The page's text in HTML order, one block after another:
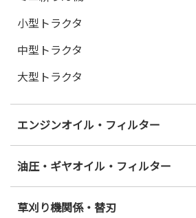
小型トラクタ
中型トラクタ
大型トラクタ
エンジンオイル・フィルター
油圧・ギヤオイル・フィルター
草刈り機関係・替刃